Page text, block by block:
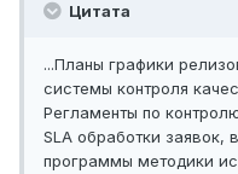
Цитата
...Планы графики
системы контроля
Регламенты по
SLA обработки заявок,
программы методики